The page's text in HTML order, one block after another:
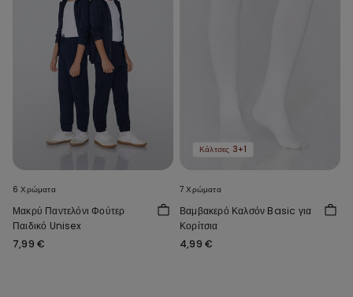
6 Χρώματα
Μακρύ Παντελόνι Φούτερ
Παιδικό Unisex
7,99 €
Κάλτσες 3+1
7 Χρώματα
Βαμβακερό Καλσόν Basic για
Κορίτσια
4,99 €